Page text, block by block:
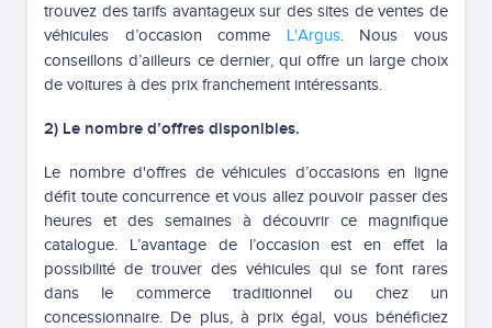
trouvez des tarifs avantageux sur des sites de ventes de
véhicules d’occasion comme L'Argus. Nous vous
conseillons d’ailleurs ce dernier, qui offre un large choix
de voitures à des prix franchement intéressants.
2) Le nombre d’offres disponibles.
Le nombre d'offres de véhicules d’occasions en ligne
défit toute concurrence et vous allez pouvoir passer des
heures et des semaines à découvrir ce magnifique
catalogue. L’avantage de l’occasion est en effet la
possibilité de trouver des véhicules qui se font rares
dans le commerce traditionnel ou chez un
concessionnaire. De plus, à prix égal, vous bénéficiez